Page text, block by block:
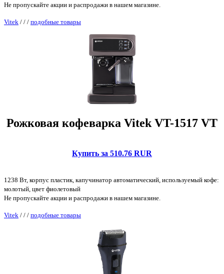
Не пропускайте акции и распродажи в нашем магазине.
Vitek / / / подобные товары
Рожковая кофеварка Vitek VT-1517 VT
Купить за 510.76 RUR
1238 Вт, корпус пластик, капучинатор автоматический, используемый кофе:
молотый, цвет фиолетовый
Не пропускайте акции и распродажи в нашем магазине.
Vitek / / / подобные товары